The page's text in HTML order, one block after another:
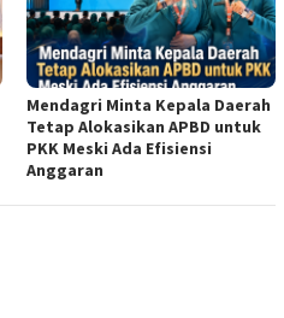
Mendagri Minta Kepala Daerah
Tetap Alokasikan APBD untuk
PKK Meski Ada Efisiensi
Anggaran